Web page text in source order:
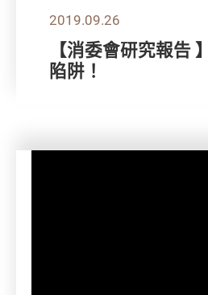
2019.09.26
【消委會研究報告
陷阱！